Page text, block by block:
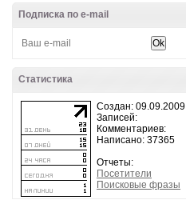
Подписка по e-mail
Статистика
Создан: 09.09.2009
Записей:
Комментариев:
Написано: 37365
Отчеты:
Посетители
Поисковые фразы